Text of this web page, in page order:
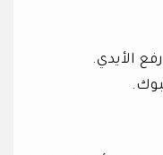
الأيدي.